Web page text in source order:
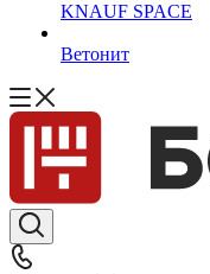
KNAUF SPACE
Ветонит